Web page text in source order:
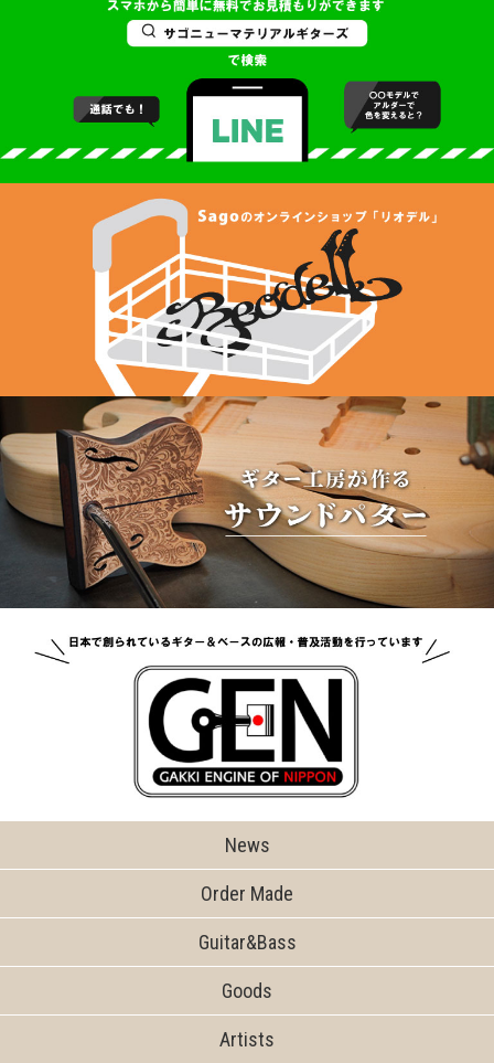
News
Order Made
Guitar&Bass
Goods
Artists